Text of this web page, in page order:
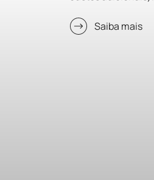
Saiba mais